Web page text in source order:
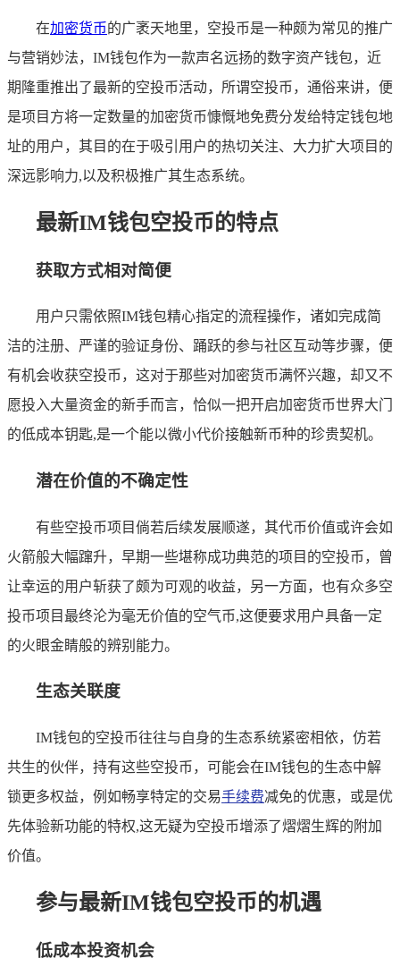
在加密货币的广袤天地里，空投币是一种颇为常见的推广
与营销妙法，IM钱包作为一款声名远扬的数字资产钱包，近
期隆重推出了最新的空投币活动，所谓空投币，通俗来讲，便
是项目方将一定数量的加密货币慷慨地免费分发给特定钱包地
址的用户，其目的在于吸引用户的热切关注、大力扩大项目的
深远影响力,以及积极推广其生态系统。
最新IM钱包空投币的特点
获取方式相对简便
用户只需依照IM钱包精心指定的流程操作，诸如完成简
洁的注册、严谨的验证身份、踊跃的参与社区互动等步骤，便
有机会收获空投币，这对于那些对加密货币满怀兴趣，却又不
愿投入大量资金的新手而言，恰似一把开启加密货币世界大门
的低成本钥匙,是一个能以微小代价接触新币种的珍贵契机。
潜在价值的不确定性
有些空投币项目倘若后续发展顺遂，其代币价值或许会如
火箭般大幅蹿升，早期一些堪称成功典范的项目的空投币，曾
让幸运的用户斩获了颇为可观的收益，另一方面，也有众多空
投币项目最终沦为毫无价值的空气币,这便要求用户具备一定
的火眼金睛般的辨别能力。
生态关联度
IM钱包的空投币往往与自身的生态系统紧密相依，仿若
共生的伙伴，持有这些空投币，可能会在IM钱包的生态中解
锁更多权益，例如畅享特定的交易手续费减免的优惠，或是优
先体验新功能的特权,这无疑为空投币增添了熠熠生辉的附加
价值。
参与最新IM钱包空投币的机遇
低成本投资机会